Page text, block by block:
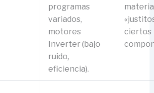
programas
variados,
motores
Inverter (bajo
ruido,
eficiencia).
ciertos